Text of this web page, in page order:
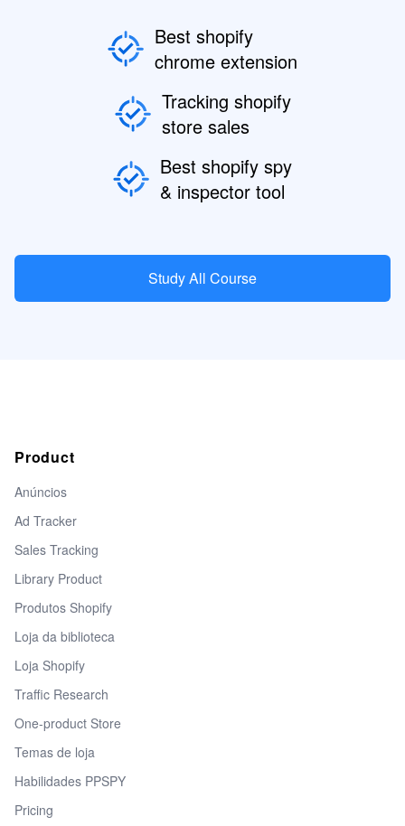
Best shopify
chrome extension
Tracking shopify
store sales
Best shopify spy
& inspector tool
Study All Course
Product
Anúncios
Ad Tracker
Sales Tracking
Library Product
Produtos Shopify
Loja da biblioteca
Loja Shopify
Traffic Research
One-product Store
Temas de loja
Habilidades PPSPY
Pricing